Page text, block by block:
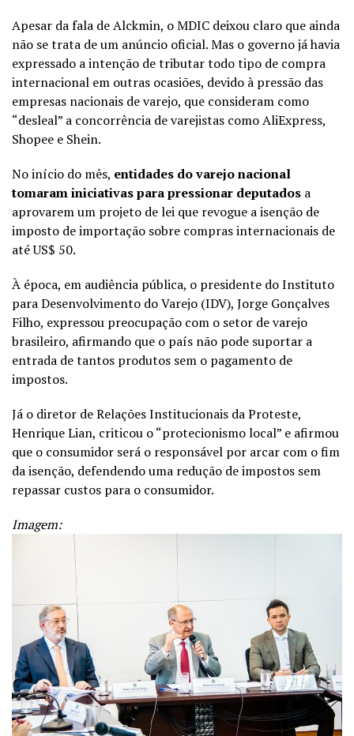
Apesar da fala de Alckmin, o MDIC deixou claro que ainda
não se trata de um anúncio oficial. Mas o governo já havia
expressado a intenção de tributar todo tipo de compra
internacional em outras ocasiões, devido à pressão das
empresas nacionais de varejo, que consideram como
“desleal” a concorrência de varejistas como AliExpress,
Shopee e Shein.
No início do mês, entidades do varejo nacional
tomaram iniciativas para pressionar deputados a
aprovarem um projeto de lei que revogue a isenção de
imposto de importação sobre compras internacionais de
até US$ 50.
À época, em audiência pública, o presidente do Instituto
para Desenvolvimento do Varejo (IDV), Jorge Gonçalves
Filho, expressou preocupação com o setor de varejo
brasileiro, afirmando que o país não pode suportar a
entrada de tantos produtos sem o pagamento de
impostos.
Já o diretor de Relações Institucionais da Proteste,
Henrique Lian, criticou o “protecionismo local” e afirmou
que o consumidor será o responsável por arcar com o fim
da isenção, defendendo uma redução de impostos sem
repassar custos para o consumidor.
Imagem: